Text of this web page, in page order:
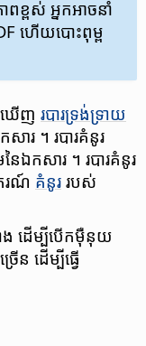
ខ្ពស់ អ្នក​អាច​នាំ
ហើយ​បោះពុម្ព​
ឃើញ របារ​ទ្រង់ទ្រាយ
រ ។ របារ​គំនូរ​
ឯកសារ ។ របារ​គំនូរ​
រណ៍ គំនូរ របស់​
ង​ ដើម្បីបើក​ម៉ឺនុយ​
ន ដើម្បីធ្វើ